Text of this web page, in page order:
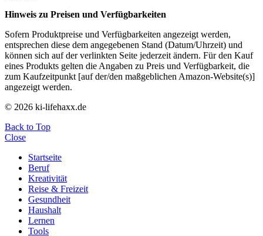
Hinweis zu Preisen und Verfügbarkeiten
Sofern Produktpreise und Verfügbarkeiten angezeigt werden,
entsprechen diese dem angegebenen Stand (Datum/Uhrzeit) und
können sich auf der verlinkten Seite jederzeit ändern. Für den Kauf
eines Produkts gelten die Angaben zu Preis und Verfügbarkeit, die
zum Kaufzeitpunkt [auf der/den maßgeblichen Amazon-Website(s)]
angezeigt werden.
© 2026 ki-lifehaxx.de
Back to Top
Close
Startseite
Beruf
Kreativität
Reise & Freizeit
Gesundheit
Haushalt
Lernen
Tools